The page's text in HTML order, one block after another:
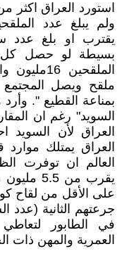
ولم يبلغ عدد
بسيطة لو حصل كل
ملقح ويصل
بمناعة القطيع ".
السويد" رغم ان
العراق لأن السويد
العراق يمتلك
العالم ان توفرت
يقرب من
في الطابور
العمرية والمهن ذات